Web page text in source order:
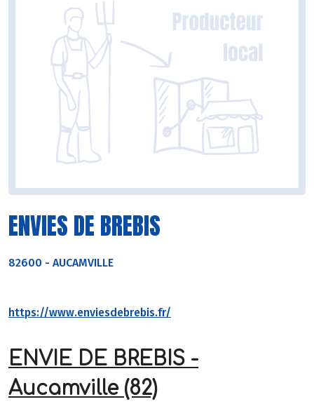
ENVIES DE BREBIS
82600 - AUCAMVILLE
https://www.enviesdebrebis.fr/
ENVIE DE BREBIS -
Aucamville (82)